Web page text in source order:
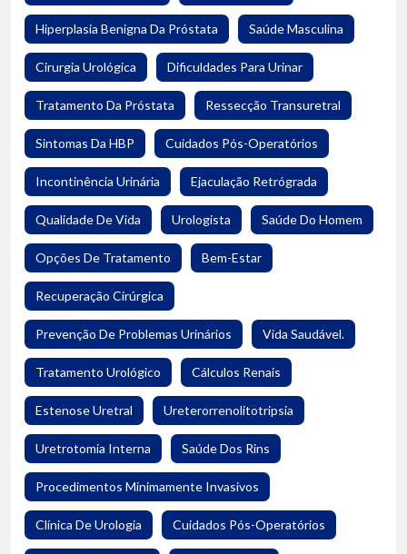
Hiperplasia Benigna Da Próstata Saúde Masculina
Cirurgia Urológica Dificuldades Para Urinar
Tratamento Da Próstata Ressecção Transuretral
Sintomas Da HBP Cuidados Pós-Operatórios
Incontinência Urinária Ejaculação Retrógrada
Qualidade De Vida Urologista Saúde Do Homem
Opções De Tratamento Bem-Estar
Recuperação Cirúrgica
Prevenção De Problemas Urinários Vida Saudável.
Tratamento Urológico Cálculos Renais
Estenose Uretral Ureterorrenolitotripsia
Uretrotomia Interna Saúde Dos Rins
Procedimentos Minimamente Invasivos
Clínica De Urologia Cuidados Pós-Operatórios